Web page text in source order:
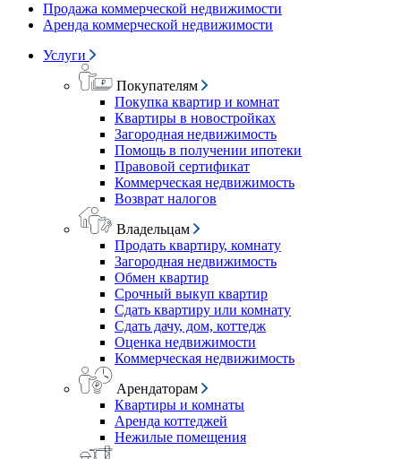
Продажа коммерческой недвижимости
Аренда коммерческой недвижимости
Услуги
Покупателям
Покупка квартир и комнат
Квартиры в новостройках
Загородная недвижимость
Помощь в получении ипотеки
Правовой сертификат
Коммерческая недвижимость
Возврат налогов
Владельцам
Продать квартиру, комнату
Загородная недвижимость
Обмен квартир
Срочный выкуп квартир
Сдать квартиру или комнату
Сдать дачу, дом, коттедж
Оценка недвижимости
Коммерческая недвижимость
Арендаторам
Квартиры и комнаты
Аренда коттеджей
Нежилые помещения